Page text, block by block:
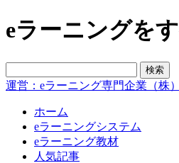
eラーニングを
運営：eラーニング専門企業（株
ホーム
eラーニングシステム
eラーニング教材
人気記事